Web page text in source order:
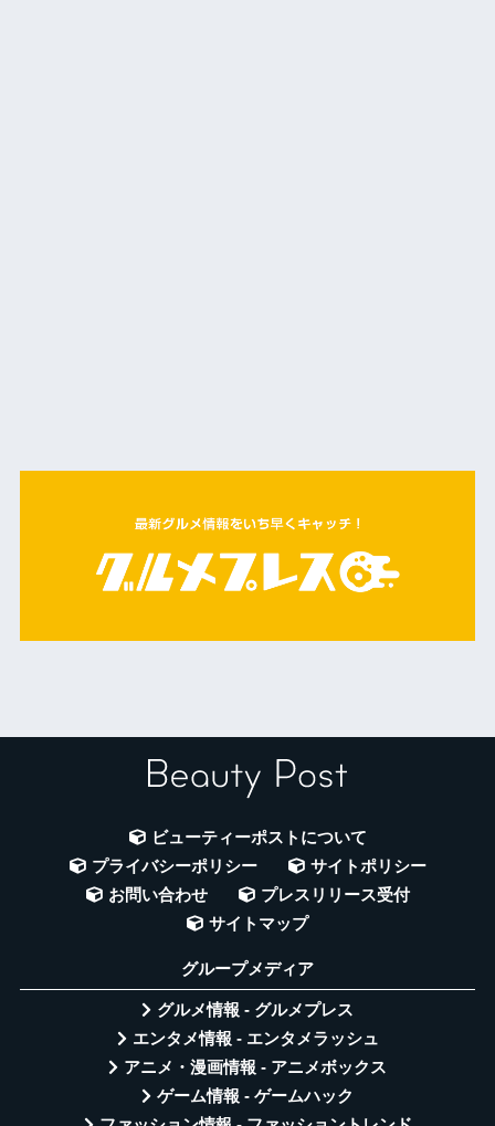
ビューティーポストについて
プライバシーポリシー
サイトポリシー
お問い合わせ
プレスリリース受付
サイトマップ
グループメディア
グルメ情報 - グルメプレス
エンタメ情報 - エンタメラッシュ
アニメ・漫画情報 - アニメボックス
ゲーム情報 - ゲームハック